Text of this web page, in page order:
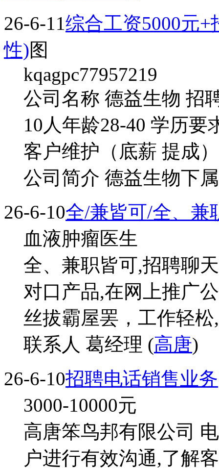
26-6-11综合工资5000元
性)图
kqagpc77957219
公司名称 德益生物 招
10人年龄28-40 学历
客户维护（底薪 提成
公司简介 德益生物下
26-6-10全/兼皆可/全、兼
血液肿瘤医生
全、兼职皆可,招聘聊
对口产品,在网上推广
丝拔霸屋罢，工作轻
联系人 葛经理 (高唐)
26-6-10招聘电话销售业务
3000-10000元
高唐笨鸟邦有限公司
户进行有效沟通,了解